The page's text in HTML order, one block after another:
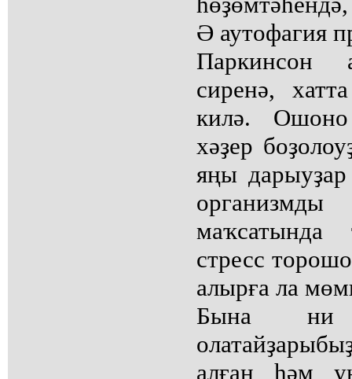
Ә аутофагия
Паркинсон
сиренә,
килә. Ошоно
хәҙер
яңы
стресс
алырға ла
Бына ни
алған һәм